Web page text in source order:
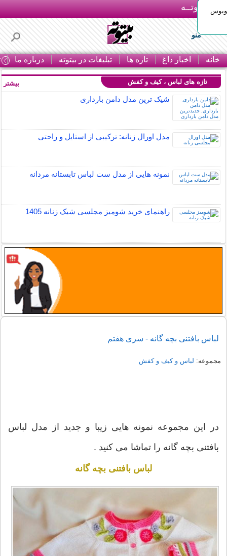
بـیتوتــه
منو
خانه اخبار داغ تازه ها تبلیغات در بیتوته درباره ما
تازه های لباس ، کیف و کفش
شیک ترین مدل دامن بارداری
مدل اورال زنانه: ترکیبی از استایل و راحتی
نمونه هایی از مدل ست لباس تابستانه مردانه
راهنمای خرید شومیز مجلسی شیک زنانه 1405
نمونه هایی از مدل یقه شومیز
بیشتر
لباس بافتنی بچه گانه - سری هفتم
مجموعه: لباس و کیف و کفش
در این مجموعه نمونه هایی زیبا و جدید از مدل لباس
بافتنی بچه گانه را تماشا می کنید .
لباس بافتنی بچه گانه